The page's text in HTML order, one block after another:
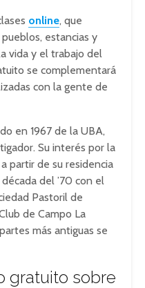
online, que
estancias y
vida y el trabajo del
se complementará
con la gente de
en 1967 de la UBA,
Su interés por la
partir de su residencia
del ’70 con el
Pastoril de
de Campo La
más antiguas se
gratuito sobre